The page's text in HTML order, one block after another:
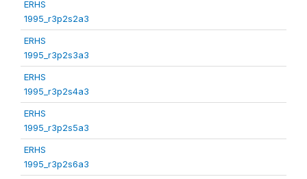
ERHS
1995_r3p2s2a3
ERHS
1995_r3p2s3a3
ERHS
1995_r3p2s4a3
ERHS
1995_r3p2s5a3
ERHS
1995_r3p2s6a3